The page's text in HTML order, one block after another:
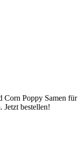
Corn Poppy Samen für
Jetzt bestellen!